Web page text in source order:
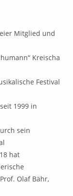
Mitglied und
Kreischa
Festival
1999 in
sein
hat
Olaf Bähr,